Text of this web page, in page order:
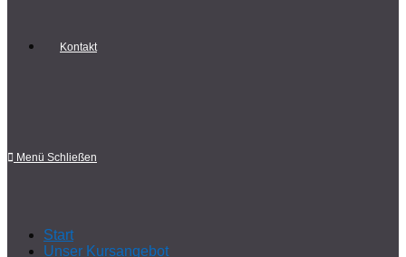
Kontakt
Menü Schließen
Start
Unser Kursangebot